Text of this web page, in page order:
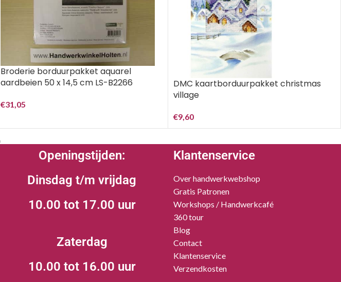
Broderie borduurpakket aquarel
aardbeien 50 x 14,5 cm LS-B2266
€31,05
DMC kaartborduurpakket christmas
village
€9,60
Openingstijden:
Dinsdag t/m vrijdag
10.00 tot 17.00 uur
Zaterdag
10.00 tot 16.00 uur
Klantenservice
Over handwerkwebshop
Gratis Patronen
Workshops / Handwerkcafé
360 tour
Blog
Contact
Klantenservice
Verzendkosten